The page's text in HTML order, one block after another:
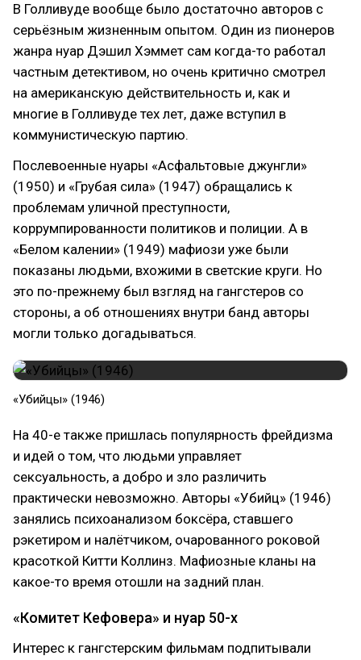
В Голливуде вообще было достаточно авторов с
серьёзным жизненным опытом. Один из пионеров
жанра нуар Дэшил Хэммет сам когда-то работал
частным детективом, но очень критично смотрел
на американскую действительность и, как и
многие в Голливуде тех лет, даже вступил в
коммунистическую партию.
Послевоенные нуары «Асфальтовые джунгли»
(1950) и «Грубая сила» (1947) обращались к
проблемам уличной преступности,
коррумпированности политиков и полиции. А в
«Белом калении» (1949) мафиози уже были
показаны людьми, вхожими в светские круги. Но
это по-прежнему был взгляд на гангстеров со
стороны, а об отношениях внутри банд авторы
могли только догадываться.
«Убийцы» (1946)
На 40-е также пришлась популярность фрейдизма
и идей о том, что людьми управляет
сексуальность, а добро и зло различить
практически невозможно. Авторы «Убийц» (1946)
занялись психоанализом боксёра, ставшего
рэкетиром и налётчиком, очарованного роковой
красоткой Китти Коллинз. Мафиозные кланы на
какое-то время отошли на задний план.
«Комитет Кефовера» и нуар 50-х
Интерес к гангстерским фильмам подпитывали